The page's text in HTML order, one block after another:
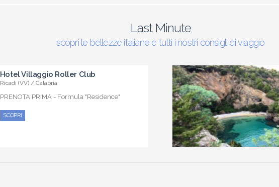
Last Minute
scopri le bellezze italiane e tutti i nostri consigli di viaggio
Hotel Villaggio Roller Club
Ricadi (VV) / Calabria
PRENOTA PRIMA - Formula "Residence"
SCOPRI